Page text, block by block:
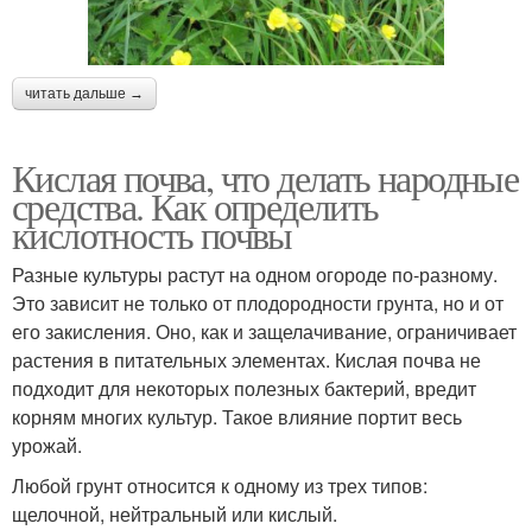
читать дальше →
Кислая почва, что делать народные
средства. Как определить
кислотность почвы
Разные культуры растут на одном огороде по-разному.
Это зависит не только от плодородности грунта, но и от
его закисления. Оно, как и защелачивание, ограничивает
растения в питательных элементах. Кислая почва не
подходит для некоторых полезных бактерий, вредит
корням многих культур. Такое влияние портит весь
урожай.
Любой грунт относится к одному из трех типов:
щелочной, нейтральный или кислый.